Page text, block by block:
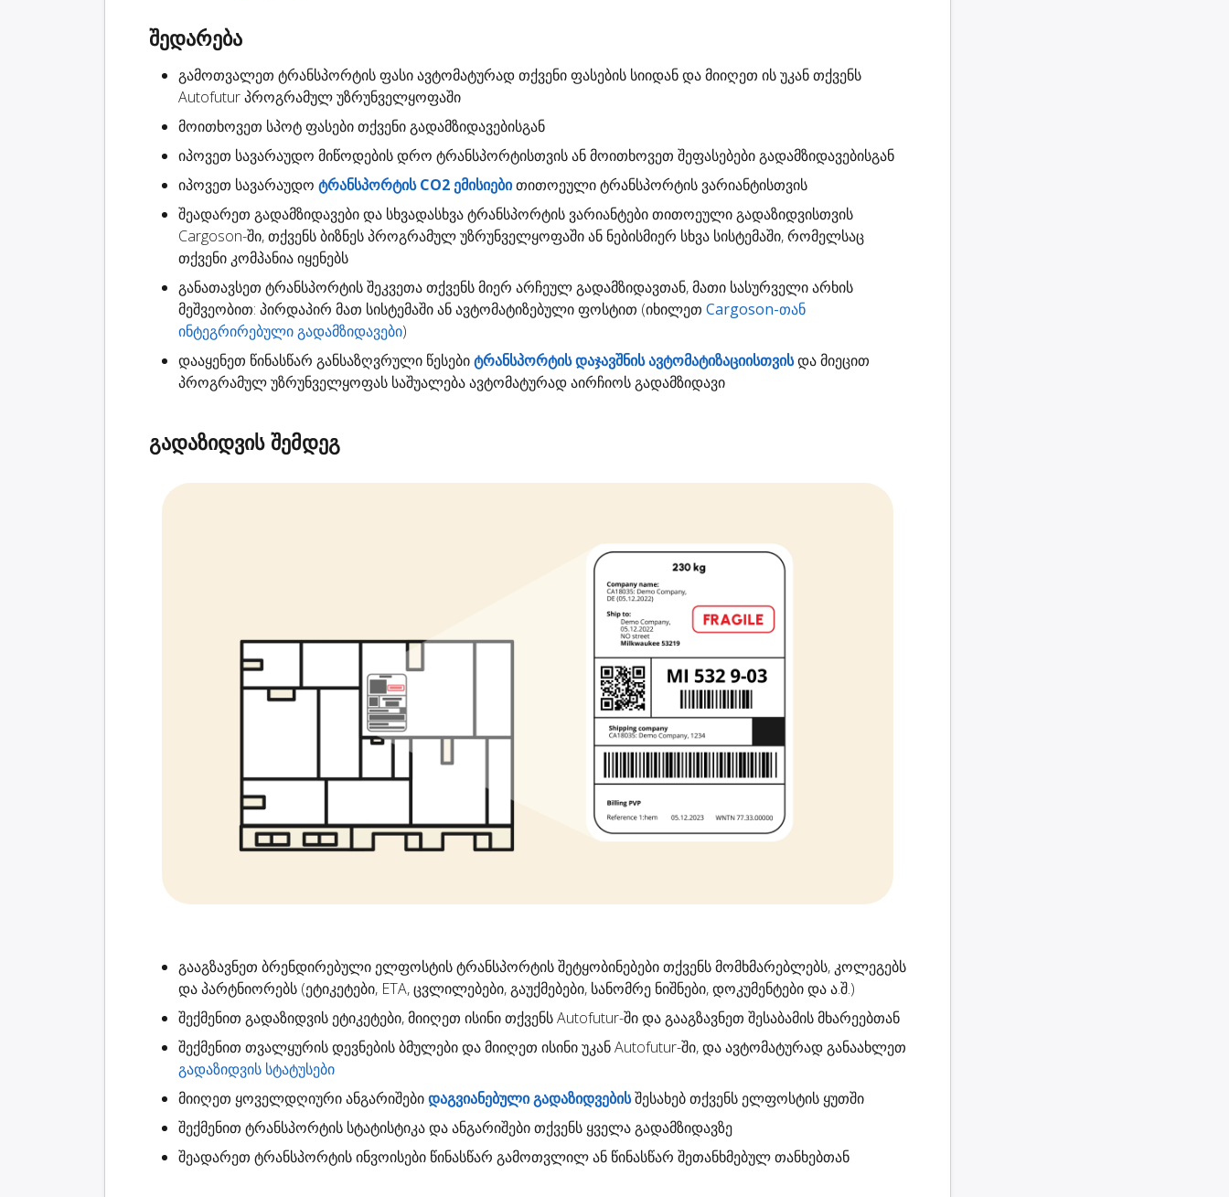
შედარება
გამოთვალეთ ტრანსპორტის ფასიავტომატურად თქვენი ფასების სიიდან და მიიღეთ ის უკან თქვენს
Autofutur პროგრამულ უზრუნველყოფაში
მოითხოვეთ სპოტ ფასებითქვენი გადამზიდავებისგან
იპოვეთ სავარაუდო მიწოდების დრო ტრანსპორტისთვის ან მოითხოვეთ შეფასებები გადამზიდავებისგან
იპოვეთ სავარაუდო ტრანსპორტის CO2 ემისიებითითოეული ტრანსპორტის ვარიანტისთვის
შეადარეთ გადამზიდავებიდა სხვადასხვა ტრანსპორტის ვარიანტები თითოეული გადაზიდვისთვის
Cargoson-ში, თქვენს ბიზნეს პროგრამულ უზრუნველყოფაში ან ნებისმიერ სხვა სისტემაში, რომელსაც
თქვენი კომპანია იყენებს
განათავსეთ ტრანსპორტის შეკვეთათქვენს მიერ არჩეულ გადამზიდავთან, მათი სასურველი არხის
მეშვეობით: პირდაპირ მათ სისტემაში ან ავტომატიზებული ფოსტით (იხილეთ Cargoson-თან
ინტეგრირებული გადამზიდავები)
დააყენეთ წინასწარ განსაზღვრული წესებიტრანსპორტის დაჯავშნის ავტომატიზაციისთვისდა მიეცით
პროგრამულ უზრუნველყოფას საშუალება ავტომატურად აირჩიოს გადამზიდავი
გადაზიდვის შემდეგ
გააგზავნეთ ბრენდირებული ელფოსტისტრანსპორტის შეტყობინებებითქვენს მომხმარებლებს, კოლეგებს
და პარტნიორებს (ეტიკეტები, ETA, ცვლილებები, გაუქმებები, სანომრე ნიშნები, დოკუმენტები და ა.შ.)
შექმენით გადაზიდვის ეტიკეტები, მიიღეთ ისინი თქვენს Autofutur-ში და გააგზავნეთ შესაბამის მხარეებთან
შექმენით თვალყურის დევნების ბმულებიდა მიიღეთ ისინი უკან Autofutur-ში, და ავტომატურად განაახლეთ
გადაზიდვის სტატუსები
მიიღეთ ყოველდღიური ანგარიშებიდაგვიანებული გადაზიდვებისშესახებ თქვენს ელფოსტის ყუთში
შექმენით ტრანსპორტის სტატისტიკადა ანგარიშები თქვენს ყველა გადამზიდავზე
შეადარეთ ტრანსპორტის ინვოისები წინასწარ გამოთვლილ ან წინასწარ შეთანხმებულ თანხებთან